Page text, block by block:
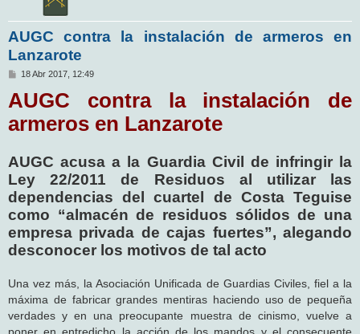
AUGC contra la instalación de armeros en
Lanzarote
M
n
s
j
18 Abr 2017, 12:49
AUGC contra la instalación de
armeros en Lanzarote
AUGC acusa a la Guardia Civil de infringir la
Ley 22/2011 de Residuos al utilizar las
dependencias del cuartel de Costa Teguise
como “almacén de residuos sólidos de una
empresa privada de cajas fuertes”, alegando
desconocer los motivos de tal acto
Una vez más, la Asociación Unificada de Guardias Civiles, fiel a la
máxima de fabricar grandes mentiras haciendo uso de pequeña
verdades y en una preocupante muestra de cinismo, vuelve a
poner en entredicho la acción de los mandos y el consecuente